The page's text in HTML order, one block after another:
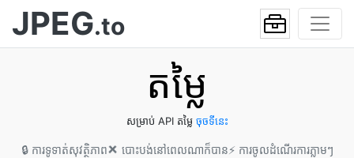
JPEG.to
តម្លៃ
សម្រាប់ API តម្លៃ ចុច​ទីនេះ
🔒 ការ​ទូទាត់​សុវត្ថិភាព❌ បោះបង់​នៅពេលណាក៏បាន⚡ ការ​ចូល​ដំណើរការ​ភ្លាមៗ